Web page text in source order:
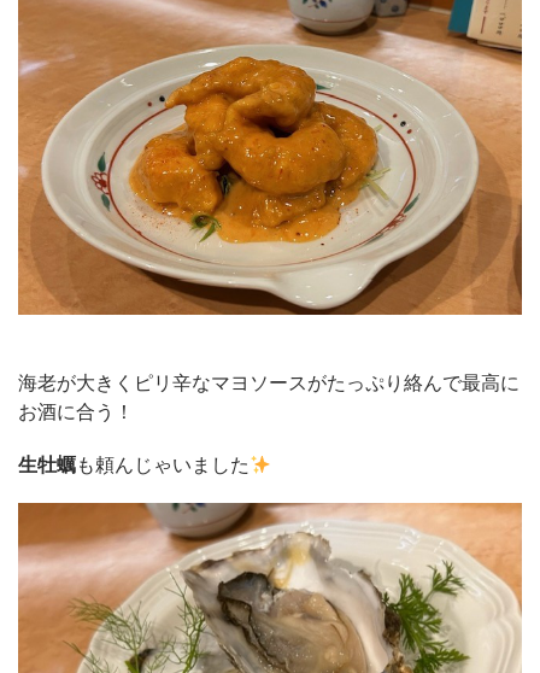
海老が大きくピリ辛なマヨソースがたっぷり絡んで最高に
お酒に合う！
生牡蠣も頼んじゃいました